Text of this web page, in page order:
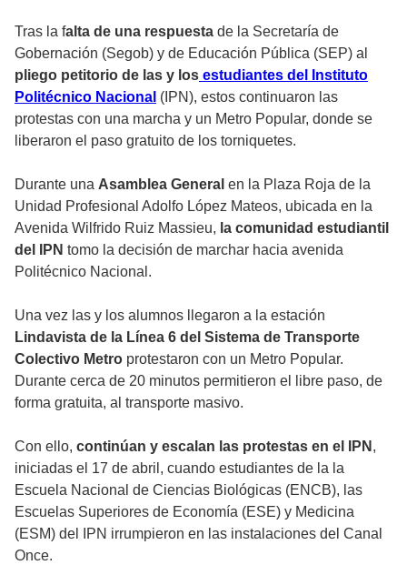
Tras la falta de una respuesta de la Secretaría de
Gobernación (Segob) y de Educación Pública (SEP) al
pliego petitorio de las y los estudiantes del Instituto
Politécnico Nacional (IPN), estos continuaron las
protestas con una marcha y un Metro Popular, donde se
liberaron el paso gratuito de los torniquetes.
Durante una Asamblea General en la Plaza Roja de la
Unidad Profesional Adolfo López Mateos, ubicada en la
Avenida Wilfrido Ruiz Massieu, la comunidad estudiantil
del IPN tomo la decisión de marchar hacia avenida
Politécnico Nacional.
Una vez las y los alumnos llegaron a la estación
Lindavista de la Línea 6 del Sistema de Transporte
Colectivo Metro protestaron con un Metro Popular.
Durante cerca de 20 minutos permitieron el libre paso, de
forma gratuita, al transporte masivo.
Con ello, continúan y escalan las protestas en el IPN ,
iniciadas el 17 de abril, cuando estudiantes de la la
Escuela Nacional de Ciencias Biológicas (ENCB), las
Escuelas Superiores de Economía (ESE) y Medicina
(ESM) del IPN irrumpieron en las instalaciones del Canal
Once.